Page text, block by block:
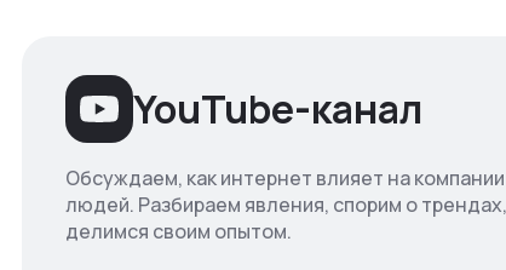
YouTube-канал
Обсуждаем, как интернет влияет на компании
людей. Разбираем явления, спорим о трендах,
делимся своим опытом.